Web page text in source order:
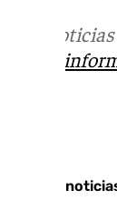
Más
Últimas